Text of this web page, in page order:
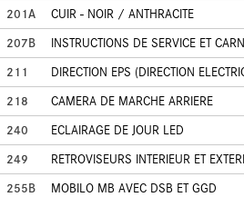
201A
CUIR - NOIR / ANTHRACITE
207B
INSTRUCTIONS DE SERVICE ET
211
DIRECTION EPS (DIRECTION
218
CAMERA DE MARCHE ARRIERE
240
ECLAIRAGE DE JOUR LED
249
RETROVISEURS INTERIEUR ET
255B
MOBILO MB AVEC DSB ET GGD